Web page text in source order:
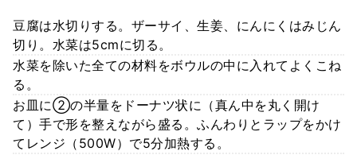
豆腐は水切りする。ザーサイ、生姜、にんにくはみじん
切り。水菜は5cmに切る。
水菜を除いた全ての材料をボウルの中に入れてよくこね
る。
お皿に②の半量をドーナツ状に（真ん中を丸く開け
て）手で形を整えながら盛る。ふんわりとラップをかけ
てレンジ（500W）で5分加熱する。